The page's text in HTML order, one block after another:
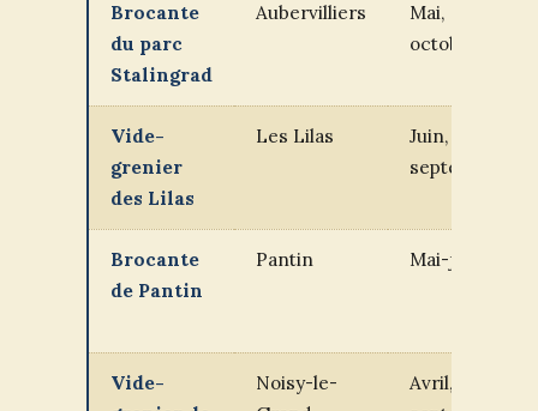
Brocante
du parc
Stalingrad
Aubervilliers
Mai,
octobre
Vide-
grenier
des Lilas
Les Lilas
Juin,
septembre
Brocante
de Pantin
Pantin Mai-juin
Vide-
Noisy-le-
Avril,